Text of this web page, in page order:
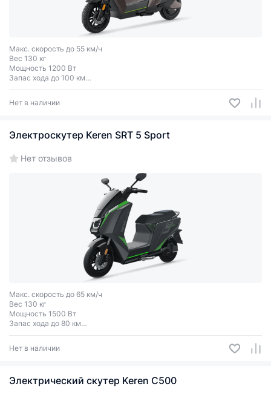
Макс. скорость до 55 км/ч
Вес 130 кг
Мощность 1200 Вт
Запас хода до 100 км
Грузоподъёмность до 150 кг
Нет в наличии
Электроскутер Keren SRT 5 Sport
Нет отзывов
Макс. скорость до 65 км/ч
Вес 130 кг
Мощность 1500 Вт
Запас хода до 80 км
Грузоподъёмность до 150 кг
Нет в наличии
Электрический скутер Keren С500